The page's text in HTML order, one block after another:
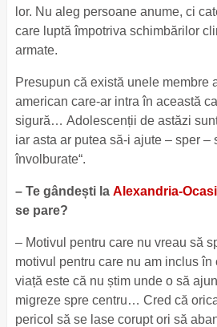
lor. Nu aleg persoane anume, ci
care luptă împotriva schimbărilor
armate.
Presupun că există unele membre
american care-ar intra în această
sigură… Adolescenții de astăzi
iar asta ar putea să-i ajute – sper –
învolburate“.
– Te gândești la Alexandria-
se pare?
– Motivul pentru care nu vreau să
motivul pentru care nu am inclus în
viață este că nu știm unde o să
migreze spre centru… Cred că
pericol să se lase corupt ori să